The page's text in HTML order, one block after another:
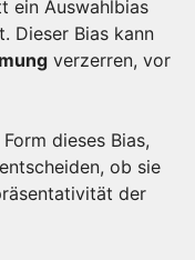
ein Auswahlbias
Dieser Bias kann
verzerren, vor
dieses Bias,
ob sie
der